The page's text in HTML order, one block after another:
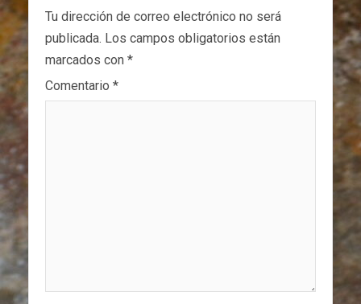
Tu dirección de correo electrónico no será
publicada. Los campos obligatorios están
marcados con *
Comentario *